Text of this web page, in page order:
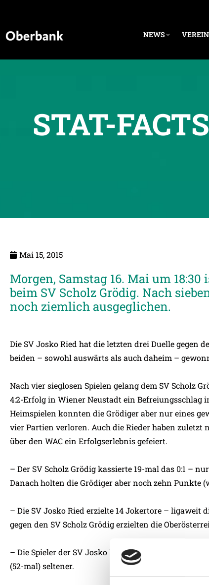
NEWS VEREIN
STAT-
Mai 15, 2015
Morgen, Samstag 16. Mai um 18:30
beim SV Scholz Grödig. Nach
noch ziemlich ausgeglichen.
Die SV Josko Ried hat die letzten drei Duelle gegen
beiden – sowohl auswärts als auch daheim –
Nach vier sieglosen Spielen gelang dem SV Scholz
4:2-Erfolg in Wiener Neustadt ein Befreiungsschlag
Heimspielen konnten die Grödiger aber nur eines
vier Partien verloren. Auch die Rieder haben zuletzt
über den WAC ein Erfolgserlebnis gefeiert.
– Der SV Scholz Grödig kassierte 19-mal das 0:1 –
Danach holten die Grödiger aber noch zehn Punkte
– Die SV Josko Ried erzielte 14 Jokertore – ligaweit
gegen den SV Scholz Grödig erzielten die
– Die Spieler der SV Josko Ried liefen 63-mal ins
(52-mal) seltener.